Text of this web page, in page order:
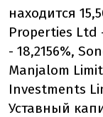
находится
Properties Ltd
- 18,2156%,
Manjalom
Investments
Уставный